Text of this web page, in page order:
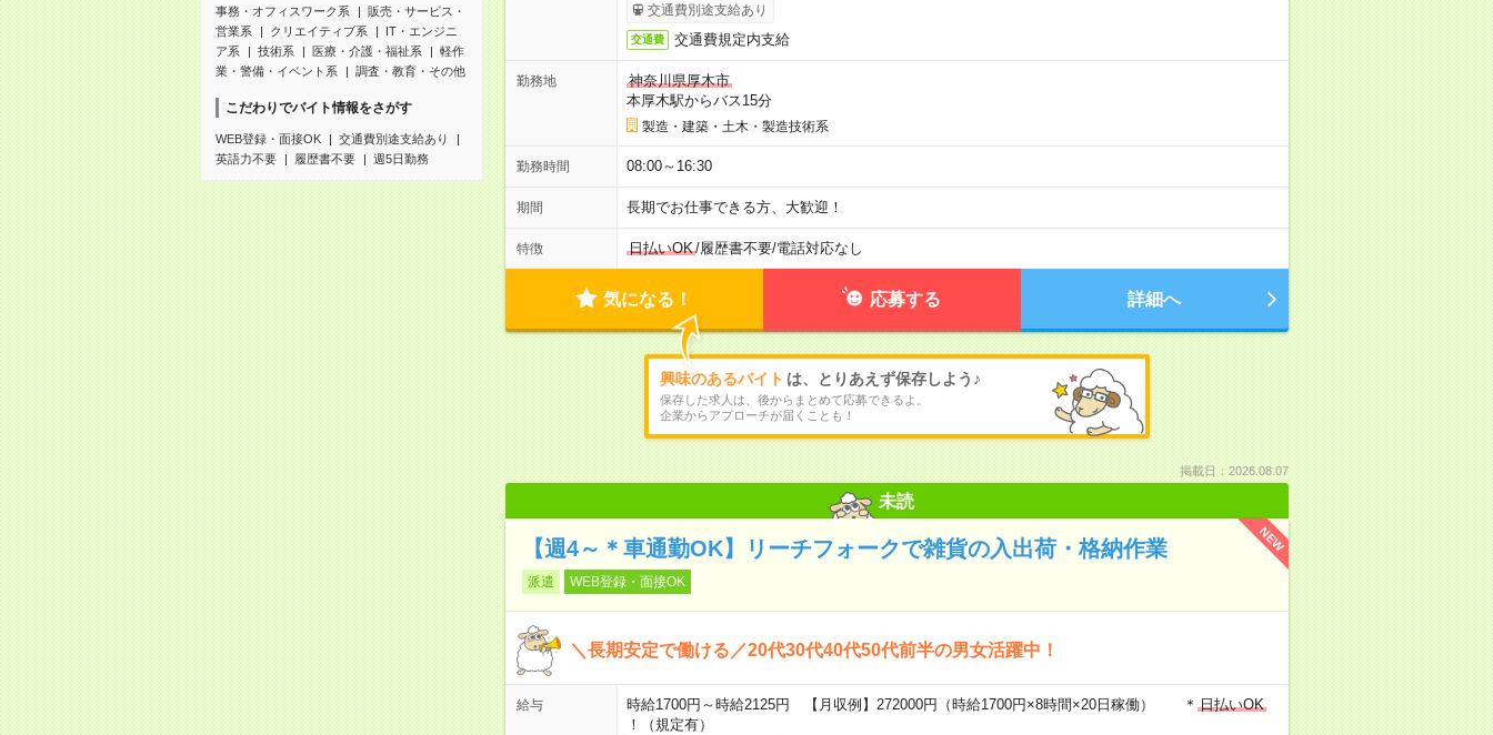
事務・オフィスワーク系
販売・サービス・
営業系
クリエイティブ系
IT・エンジニ
ア系
技術系 医療・介護・福祉系
軽作
業・警備・イベント系
調査・教育・その他
こだわりでバイト情報をさがす
WEB登録・面接OK
交通費別途支給あり
英語力不要
履歴書不要 週5日勤務
交通費別途支給あり
交通費 交通費規定内支給
勤務地
神奈川県厚木市
本厚木駅からバス15分
製造・建築・土木・製造技術系
勤務時間 08:00～16:30
期間 長期でお仕事できる方、大歓迎！
特徴 日払いOK/履歴書不要/電話対応なし
気になる！ 応募する 詳細へ
興味のあるバイト は、とりあえず保存しよう♪
保存した求人は、後からまとめて応募できるよ。
企業からアプローチが届くことも！
掲載日：2026.08.07
未読
NEW
【週4～＊車通勤OK】リーチフォークで雑貨の入出荷・格納作業
派遣 WEB登録・面接OK
＼長期安定で働ける／20代30代40代50代前半の男女活躍中！
給与 時給1700円～時給2125円 【月収例】272000円（時給1700円×8時間×20日稼働） ＊ 日払いOK
！（規定有）